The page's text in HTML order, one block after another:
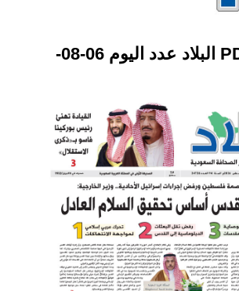
تحميل PDF البلاد عدد اليوم 06-08-